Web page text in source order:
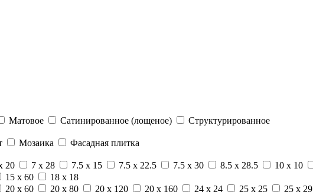
Матовое Сатинированное (лощеное)
Структурированное
Мозаика
Фасадная плитка
20 7 x 28 7.5 x 15 7.5 x 22.5 7.5 x 30 8.5 x 28.5 10 x 10
15 x 60
18 x 18
20 x 60 20 x 80 20 x 120 20 x 160 24 x 24 25 x 25 25 x 29